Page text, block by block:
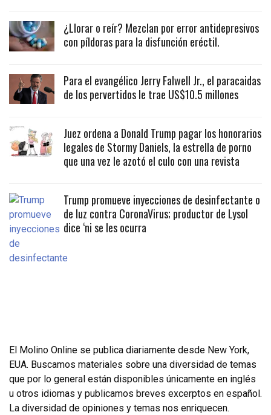
¿Llorar o reír? Mezclan por error antidepresivos
con píldoras para la disfunción eréctil.
Para el evangélico Jerry Falwell Jr., el paracaidas
de los pervertidos le trae US$10.5 millones
Juez ordena a Donald Trump pagar los honorarios
legales de Stormy Daniels, la estrella de porno
que una vez le azotó el culo con una revista
Trump promueve inyecciones de desinfectante o
de luz contra CoronaVirus; productor de Lysol
dice ‘ni se les ocurra
El Molino Online se publica diariamente desde New York,
EUA. Buscamos materiales sobre una diversidad de temas
que por lo general están disponibles únicamente en inglés
u otros idiomas y publicamos breves excerptos en español.
La diversidad de opiniones y temas nos enriquecen.